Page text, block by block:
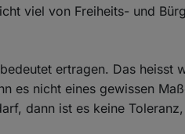
viel von Freiheits- und
ertragen. Das heisst
es nicht eines gewissen
dann ist es keine